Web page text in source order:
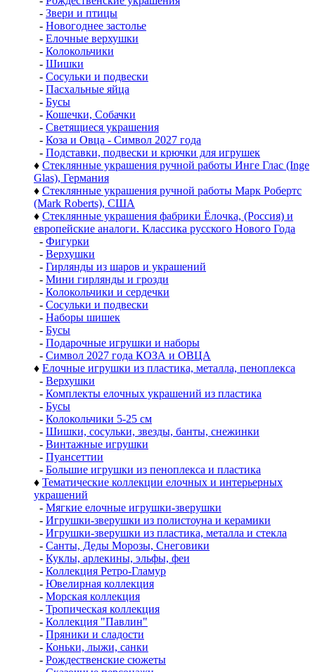
- Звери и птицы
- Новогоднее застолье
- Елочные верхушки
- Колокольчики
- Шишки
- Сосульки и подвески
- Пасхальные яйца
- Бусы
- Кошечки, Собачки
- Светящиеся украшения
- Коза и Овца - Символ 2027 года
- Подставки, подвески и крючки для игрушек
♦ Стеклянные украшения ручной работы Инге Глас (Inge
Glas), Германия
♦ Стеклянные украшения ручной работы Марк Робертс
(Mark Roberts), США
♦ Стеклянные украшения фабрики Ёлочка, (Россия) и
европейские аналоги. Классика русского Нового Года
- Фигурки
- Верхушки
- Гирлянды из шаров и украшений
- Мини гирлянды и грозди
- Колокольчики и сердечки
- Сосульки и подвески
- Наборы шишек
- Бусы
- Подарочные игрушки и наборы
- Символ 2027 года КОЗА и ОВЦА
♦ Елочные игрушки из пластика, металла, пеноплекса
- Верхушки
- Комплекты елочных украшений из пластика
- Бусы
- Колокольчики 5-25 см
- Шишки, сосульки, звезды, банты, снежинки
- Винтажные игрушки
- Пуансеттии
- Большие игрушки из пеноплекса и пластика
♦ Тематические коллекции елочных и интерьерных
украшений
- Мягкие елочные игрушки-зверушки
- Игрушки-зверушки из полистоуна и керамики
- Игрушки-зверушки из пластика, металла и стекла
- Санты, Деды Морозы, Снеговики
- Куклы, арлекины, эльфы, феи
- Коллекция Ретро-Гламур
- Ювелирная коллекция
- Морская коллекция
- Тропическая коллекция
- Коллекция "Павлин"
- Пряники и сладости
- Коньки, лыжи, санки
- Рождественские сюжеты